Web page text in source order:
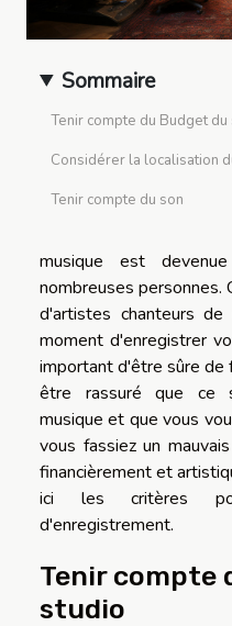
Sommaire
Tenir compte du Budget du
Considérer la localisation
Tenir compte du son
musique est
nombreuses personnes.
d'artistes chanteurs
moment d'enregistrer
important d'être sûre de
être rassuré que ce
musique et que vous
vous fassiez un
financièrement et
ici les critères
d'enregistrement.
Tenir compte
studio